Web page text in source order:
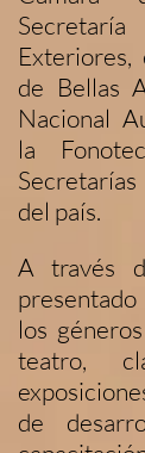
de Bellas
Nacional
la
del país.
A través
los
teatro,
de